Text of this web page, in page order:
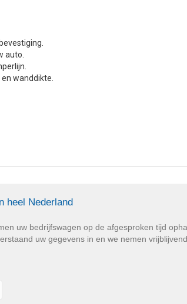
auto.
wanddikte.
heel Nederland
uw bedrijfswagen op de afgesproken tijd
uw gegevens in en we nemen